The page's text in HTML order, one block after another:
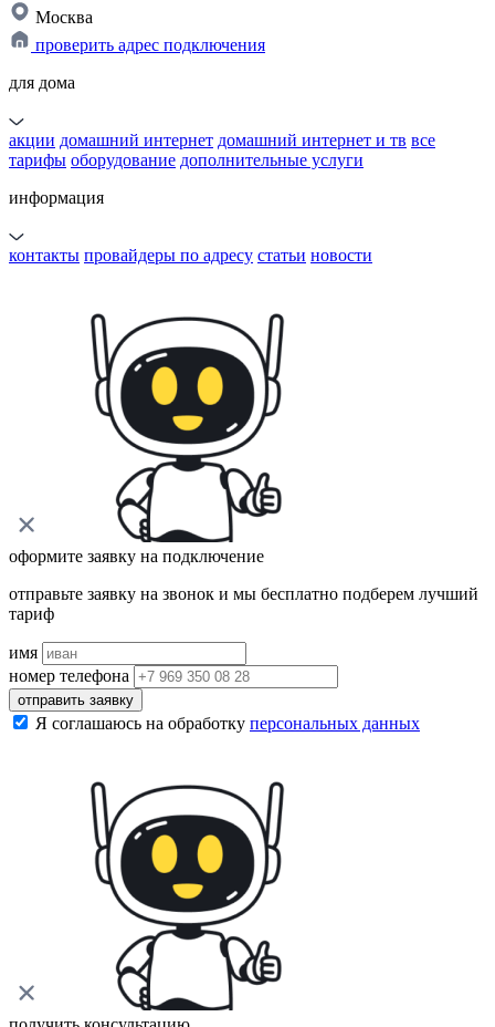
Москва
проверить адрес подключения
для дома
акции домашний интернет домашний интернет и тв все
тарифы оборудование дополнительные услуги
информация
контакты провайдеры по адресу статьи новости
оформите заявку на подключение
отправьте заявку на звонок и мы бесплатно подберем лучший
тариф
имя
номер телефона
отправить заявку
Я соглашаюсь на обработку персональных данных